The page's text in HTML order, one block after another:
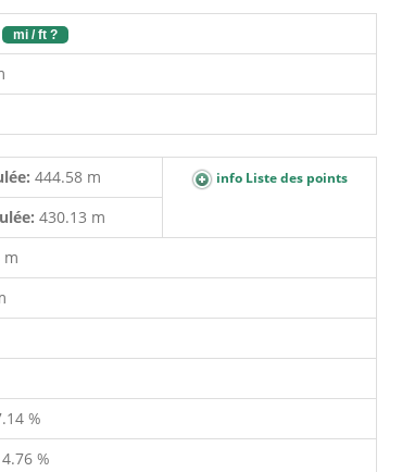
mi / ft ?
444.58 m info Liste des points
430.13 m
m
%
4.76 %